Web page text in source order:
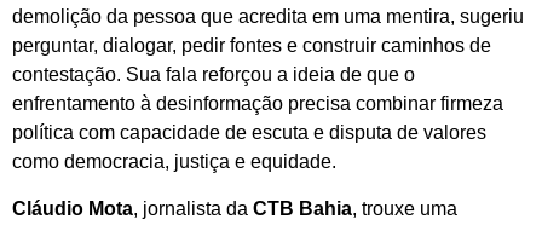
demolição da pessoa que acredita em uma mentira, sugeriu
perguntar, dialogar, pedir fontes e construir caminhos de
contestação. Sua fala reforçou a ideia de que o
enfrentamento à desinformação precisa combinar firmeza
política com capacidade de escuta e disputa de valores
como democracia, justiça e equidade.
Cláudio Mota, jornalista da CTB Bahia, trouxe uma